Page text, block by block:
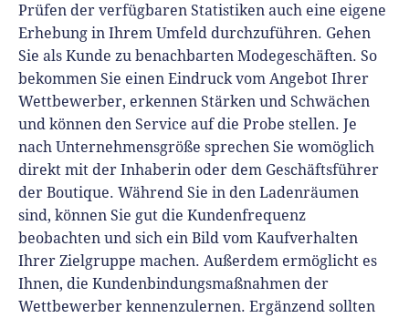
Prüfen der verfügbaren Statistiken auch eine eigene
Erhebung in Ihrem Umfeld durchzuführen. Gehen
Sie als Kunde zu benachbarten Modegeschäften. So
bekommen Sie einen Eindruck vom Angebot Ihrer
Wettbewerber, erkennen Stärken und Schwächen
und können den Service auf die Probe stellen. Je
nach Unternehmensgröße sprechen Sie womöglich
direkt mit der Inhaberin oder dem Geschäftsführer
der Boutique. Während Sie in den Ladenräumen
sind, können Sie gut die Kundenfrequenz
beobachten und sich ein Bild vom Kaufverhalten
Ihrer Zielgruppe machen. Außerdem ermöglicht es
Ihnen, die Kundenbindungsmaßnahmen der
Wettbewerber kennenzulernen. Ergänzend sollten